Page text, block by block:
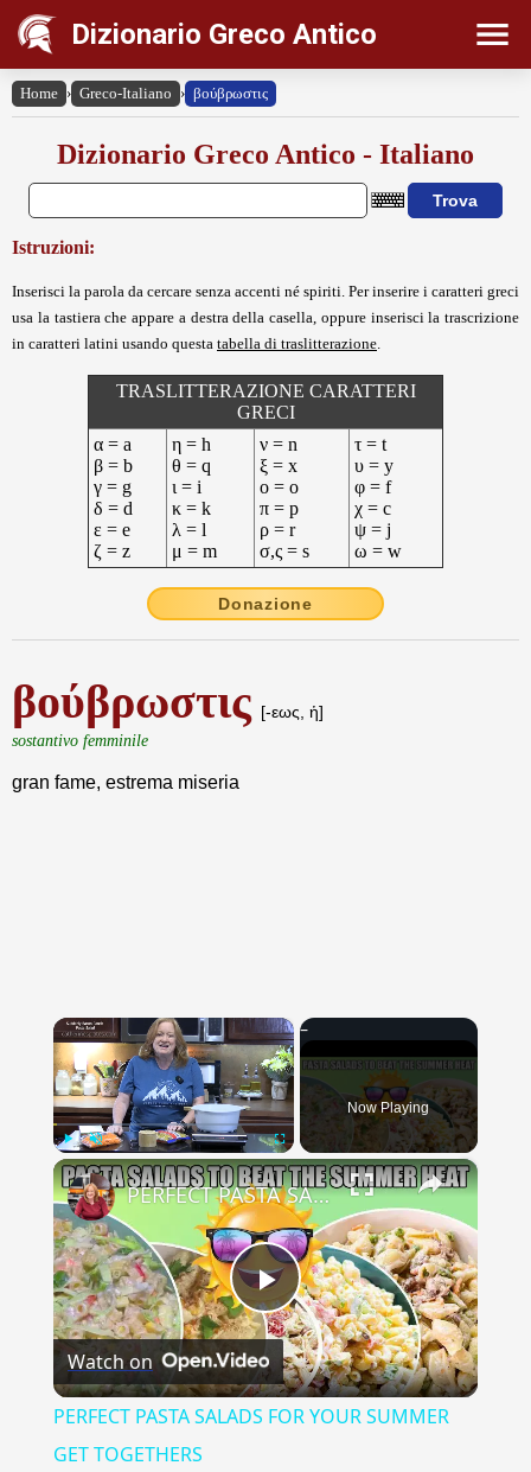
Dizionario Greco Antico
Home › Greco-Italiano › βούβρωστις
Dizionario Greco Antico - Italiano
Istruzioni:
Inserisci la parola da cercare senza accenti né spiriti. Per inserire i caratteri greci
usa la tastiera che appare a destra della casella, oppure inserisci la trascrizione
in caratteri latini usando questa tabella di traslitterazione
TRASLITTERAZIONE CARATTERI
GRECI
α = a
β = b
γ = g
δ = d
ε = e
ζ = z
η = h
θ = q
ι = i
κ = k
λ = l
μ = m
ν = n
ξ = x
ο = o
π = p
ρ = r
σ,ς = s
τ = t
υ = y
φ = f
χ = c
ψ = j
ω = w
Donazione
βούβρωστις [-εως, ἡ]
sostantivo femminile
gran fame, estrema miseria
×
Play Unmute Fullscreen
Now Playing
×
Play
Video
PERFECT PASTA SALADS FOR YOUR SUMMER GET TOGETHERS
Watch on
PERFECT PASTA SALADS FOR YOUR SUMMER
GET TOGETHERS